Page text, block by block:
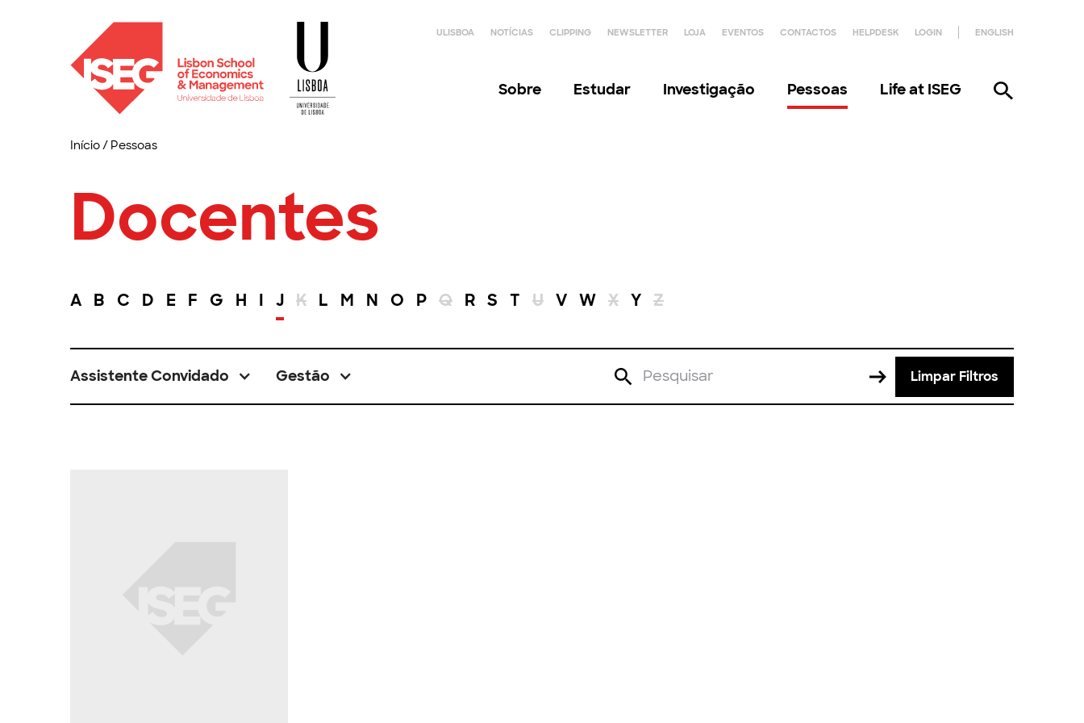
ULISBOA NOTÍCIAS CLIPPING NEWSLETTER LOJA EVENTOS CONTACTOS HELPDESK LOGIN ENGLISH
Sobre Estudar Investigação Pessoas Life at ISEG
Início/ Pessoas
Docentes
A B C D E F G H I J K L M N O P Q R S T U V W X Y Z
Assistente Convidado Gestão Limpar Filtros